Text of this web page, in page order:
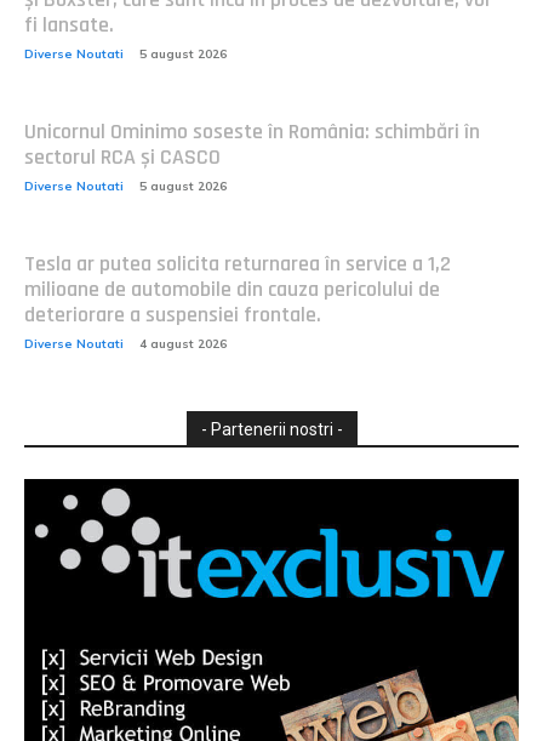
fi lansate.
Diverse Noutati 5 august 2026
Unicornul Ominimo soseste în România: schimbări în
sectorul RCA și CASCO
Diverse Noutati 5 august 2026
Tesla ar putea solicita returnarea în service a 1,2
milioane de automobile din cauza pericolului de
deteriorare a suspensiei frontale.
Diverse Noutati 4 august 2026
- Partenerii nostri -